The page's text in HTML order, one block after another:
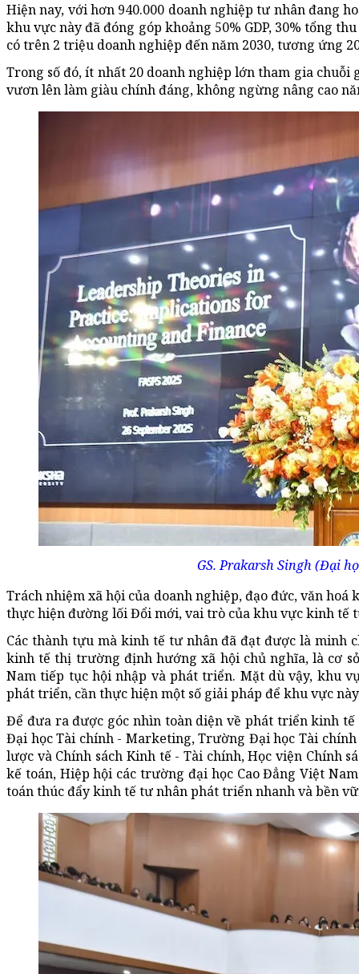
Hiện nay, với hơn 940.000 doanh nghiệp tư nhân đang
khu vực này đã đóng góp khoảng 50% GDP, 30% tổng
có trên 2 triệu doanh nghiệp đến năm 2030, tương ứng
Trong số đó, ít nhất 20 doanh nghiệp lớn tham gia
vươn lên làm giàu chính đáng, không ngừng nâng cao
GS. Prakarsh Singh (Đại
Trách nhiệm xã hội của doanh nghiệp, đạo đức, văn
thực hiện đường lối Đổi mới, vai trò của khu vực kinh tế
Các thành tựu mà kinh tế tư nhân đã đạt được là minh
kinh tế thị trường định hướng xã hội chủ nghĩa, là cơ
Nam tiếp tục hội nhập và phát triển. Mặt dù vậy, khu
phát triển, cần thực hiện một số giải pháp để khu vực
Để đưa ra được góc nhìn toàn diện về phát triển kinh
Đại học Tài chính - Marketing, Trường Đại học Tài
lược và Chính sách Kinh tế - Tài chính, Học viện Chính
kế toán, Hiệp hội các trường đại học Cao Đẳng Việt
toán thúc đẩy kinh tế tư nhân phát triển nhanh và bền